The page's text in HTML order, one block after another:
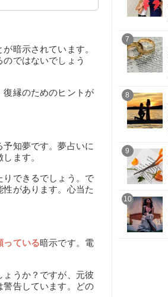
が暗示されています。
ではないでしょう
復縁のためのヒントが
予知夢です。夢占いに
ます。
りできるでしょう。で
があります。心当た
っている暗示です。電
うか？ですが、元彼
警告しています。どの
7
8
9
10